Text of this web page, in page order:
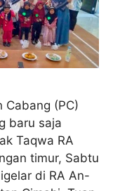
Cabang (PC)
baru saja
Taqwa RA
timur, Sabtu
di RA An-